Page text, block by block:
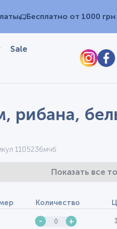
Бесплатно от 1000 грн
Sale
рибана,
1105236мчб
Показать все
Количество
- +